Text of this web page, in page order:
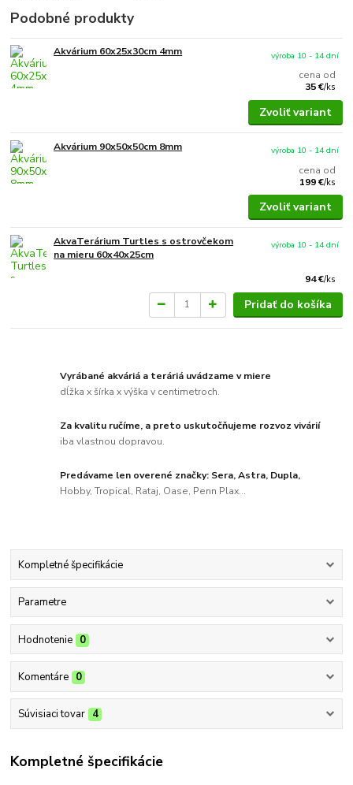
Podobné produkty
Akvárium 60x25x30cm 4mm
cena od
35 €/ks
výroba 10 - 14 dní
Zvoliť variant
Akvárium 90x50x50cm 8mm
cena od
199 €/ks
výroba 10 - 14 dní
Zvoliť variant
AkvaTerárium Turtles s ostrovčekom
na mieru 60x40x25cm
94 €/ks
výroba 10 - 14 dní
Pridať do košíka
Vyrábané akváriá a teráriá uvádzame v miere
dĺžka x šírka x výška v centimetroch.
Za kvalitu ručíme, a preto uskutočňujeme rozvoz vivárií
iba vlastnou dopravou.
Predávame len overené značky: Sera, Astra, Dupla,
Hobby, Tropical, Rataj, Oase, Penn Plax...
Kompletné špecifikácie
Parametre
Hodnotenie 0
Komentáre 0
Súvisiaci tovar 4
Kompletné špecifikácie